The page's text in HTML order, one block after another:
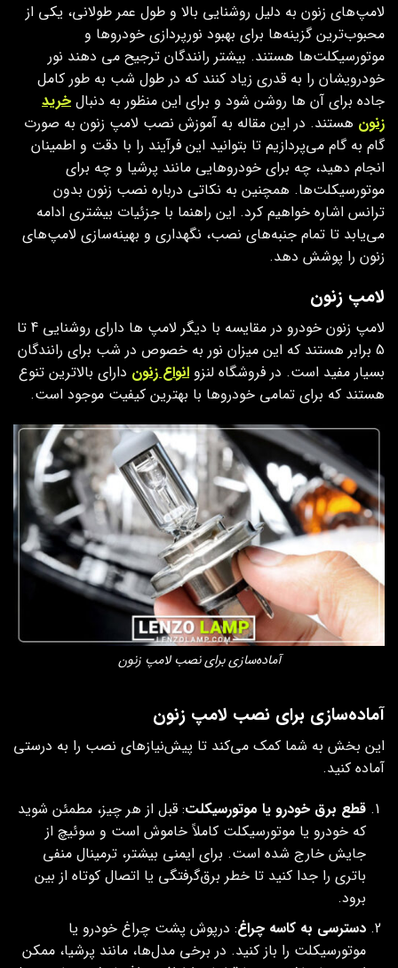
لامپ‌های زنون به دلیل روشنایی بالا و طول عمر طولانی، یکی از
محبوب‌ترین گزینه‌ها برای بهبود نورپردازی خودروها و
موتورسیکلت‌ها هستند. بیشتر رانندگان ترجیح می دهند نور
خودرویشان را به قدری زیاد کنند که در طول شب به طور کامل
جاده برای آن ها روشن شود و برای این منظور به دنبال خرید
زنون هستند. در این مقاله به آموزش نصب لامپ زنون به صورت
گام‌ به‌ گام می‌پردازیم تا بتوانید این فرآیند را با دقت و اطمینان
انجام دهید، چه برای خودروهایی مانند پرشیا و چه برای
موتورسیکلت‌ها. همچنین به نکاتی درباره نصب زنون بدون
ترانس اشاره خواهیم کرد. این راهنما با جزئیات بیشتری ادامه
می‌یابد تا تمام جنبه‌های نصب، نگهداری و بهینه‌سازی لامپ‌های
زنون را پوشش دهد.
لامپ زنون
لامپ زنون خودرو در مقایسه با دیگر لامپ ها دارای روشنایی 4 تا
5 برابر هستند که این میزان نور به خصوص در شب برای رانندگان
بسیار مفید است. در فروشگاه لنزو انواع زنون دارای بالاترین تنوع
هستند که برای تمامی خودروها با بهترین کیفیت موجود است.
آماده‌سازی برای نصب لامپ زنون
آماده‌سازی برای نصب لامپ زنون
این بخش به شما کمک می‌کند تا پیش‌نیازهای نصب را به درستی
آماده کنید.
قطع برق خودرو یا موتورسیکلت: قبل از هر چیز، مطمئن شوید
که خودرو یا موتورسیکلت کاملاً خاموش است و سوئیچ از
جایش خارج شده است. برای ایمنی بیشتر، ترمینال منفی
باتری را جدا کنید تا خطر برق‌گرفتگی یا اتصال کوتاه از بین
برود.
دسترسی به کاسه چراغ: درپوش پشت چراغ خودرو یا
موتورسیکلت را باز کنید. در برخی مدل‌ها، مانند پرشیا، ممکن